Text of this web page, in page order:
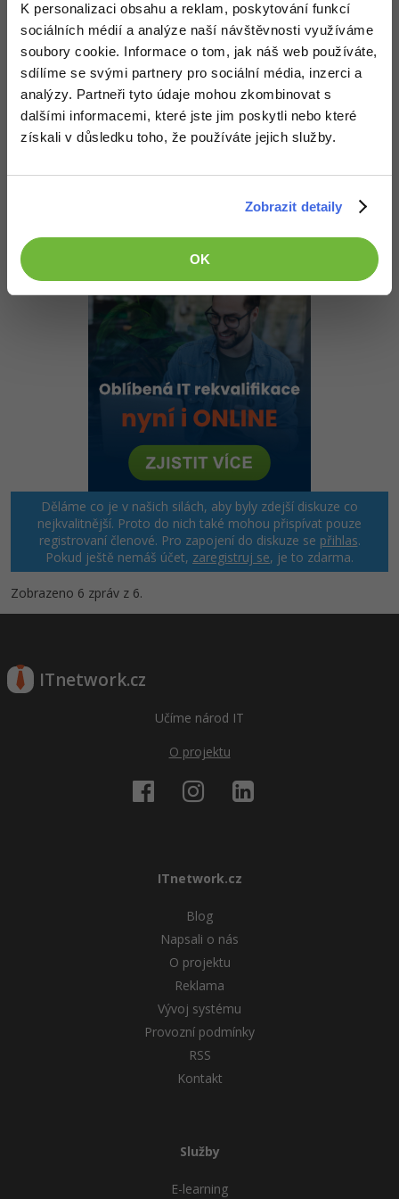
K personalizaci obsahu a reklam, poskytování funkcí
sociálních médií a analýze naší návštěvnosti využíváme
soubory cookie. Informace o tom, jak náš web používáte,
sdílíme se svými partnery pro sociální média, inzerci a
analýzy. Partneři tyto údaje mohou zkombinovat s
dalšími informacemi, které jste jim poskytli nebo které
získali v důsledku toho, že používáte jejich služby.
Zobrazit detaily
OK
Klik, klik, klik (ufff, 3 kliky. Vyčerpávající práce).
I přestože je šablona cizí, se mi to nelíbí. Konkrétněji to
nepotřebuješ.
Nahoru Odpovědět
Děláme co je v našich silách, aby byly zdejší diskuze co
nejkvalitnější. Proto do nich také mohou přispívat pouze
registrovaní členové. Pro zapojení do diskuze se přihlas.
Pokud ještě nemáš účet, zaregistruj se, je to zdarma.
Zobrazeno 6 zpráv z 6.
ITnetwork.cz
Učíme národ IT
O projektu
ITnetwork.cz
Blog
Napsali o nás
O projektu
Reklama
Vývoj systému
Provozní podmínky
RSS
Kontakt
Služby
E-learning